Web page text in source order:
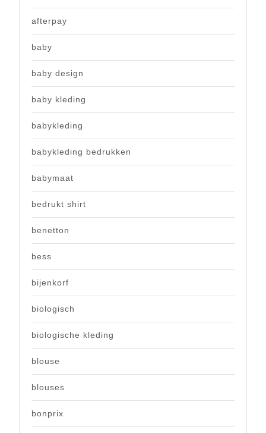
afterpay
baby
baby design
baby kleding
babykleding
babykleding bedrukken
babymaat
bedrukt shirt
benetton
bess
bijenkorf
biologisch
biologische kleding
blouse
blouses
bonprix